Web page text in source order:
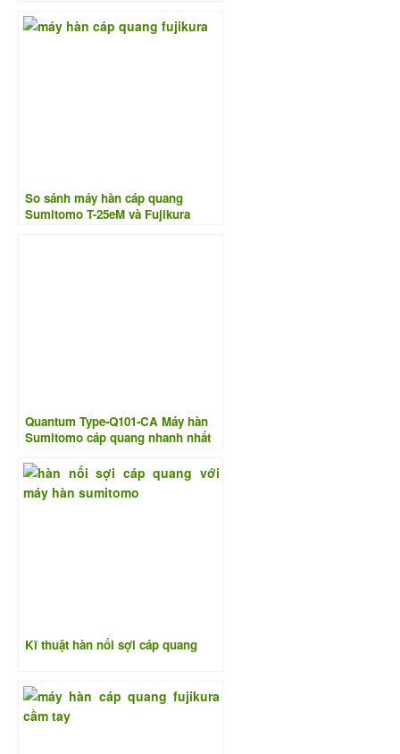
So sánh máy hàn cáp quang
Sumitomo T-25eM và Fujikura
Quantum Type-Q101-CA Máy hàn
Sumitomo cáp quang nhanh nhất
Kĩ thuật hàn nối sợi cáp quang